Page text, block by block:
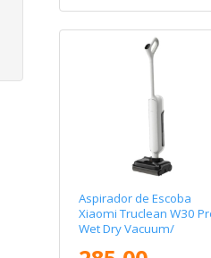
Aspirador de Escoba
Xiaomi Truclean W30
Wet Dry Vacuum/